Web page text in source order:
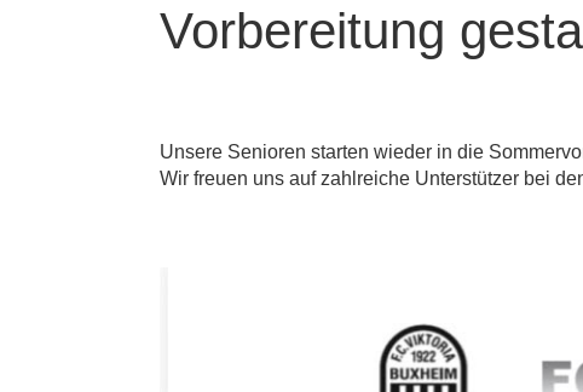
Vorbereitung
Unsere Senioren starten wieder in die
Wir freuen uns auf zahlreiche Unterstützer bei